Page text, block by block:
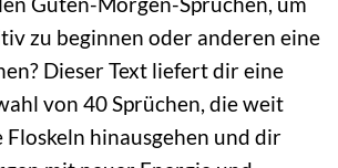
zu beginnen oder anderen eine
Dieser Text liefert dir eine
von 40 Sprüchen, die weit
hinausgehen und dir